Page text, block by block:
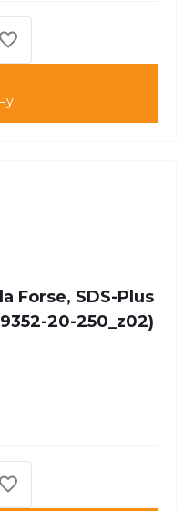
Forse, SDS-Plus
20-250_z02)